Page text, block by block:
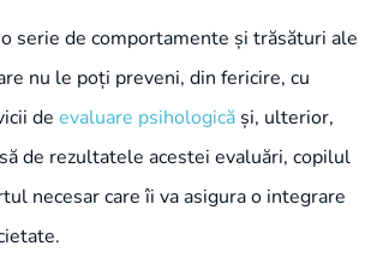
serie de comportamente și trăsături ale
nu le poți preveni, din fericire, cu
de evaluare psihologică și, ulterior,
de rezultatele acestei evaluări, copilul
necesar care îi va asigura o integrare